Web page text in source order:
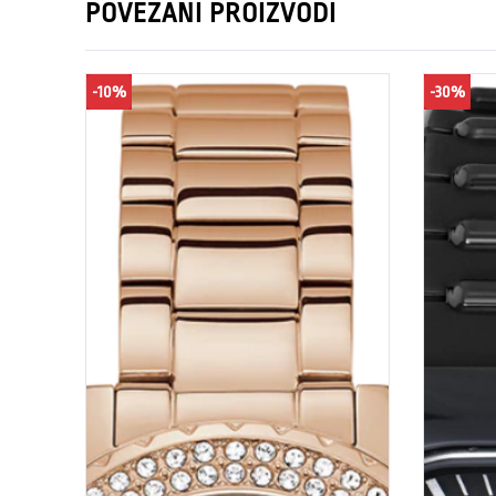
POVEZANI PROIZVODI
-10% -30%